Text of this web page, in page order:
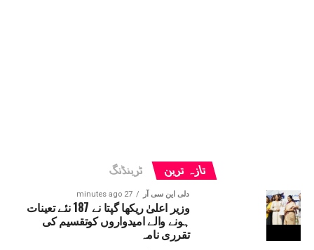
تازہ ترین ٹرینڈنگ
دلی این سی آر 27 minutes ago
وزیر اعلیٰ ریکھا گپتا نے 187 نئے تعینات
ہونے والے امیدواروں کوتقسیم کی
تقرری نامہ